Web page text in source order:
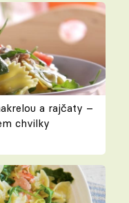
a rajčaty –
chvilky